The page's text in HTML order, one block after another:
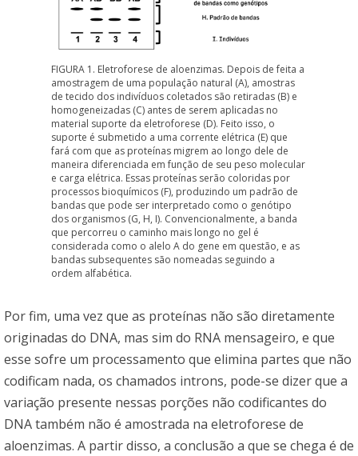
FIGURA 1. Eletroforese de aloenzimas. Depois de feita a
amostragem de uma população natural (A), amostras
de tecido dos indivíduos coletados são retiradas (B) e
homogeneizadas (C) antes de serem aplicadas no
material suporte da eletroforese (D). Feito isso, o
suporte é submetido a uma corrente elétrica (E) que
fará com que as proteínas migrem ao longo dele de
maneira diferenciada em função de seu peso molecular
e carga elétrica. Essas proteínas serão coloridas por
processos bioquímicos (F), produzindo um padrão de
bandas que pode ser interpretado como o genótipo
dos organismos (G, H, I). Convencionalmente, a banda
que percorreu o caminho mais longo no gel é
considerada como o alelo A do gene em questão, e as
bandas subsequentes são nomeadas seguindo a
ordem alfabética.
Por fim, uma vez que as proteínas não são diretamente
originadas do DNA, mas sim do RNA mensageiro, e que
esse sofre um processamento que elimina partes que não
codificam nada, os chamados introns, pode-se dizer que a
variação presente nessas porções não codificantes do
DNA também não é amostrada na eletroforese de
aloenzimas. A partir disso, a conclusão a que se chega é de